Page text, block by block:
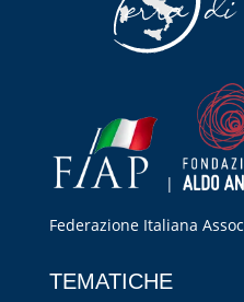
|
Federazione Italiana
TEMATICHE
RIPRISTINA
-A 100% +A